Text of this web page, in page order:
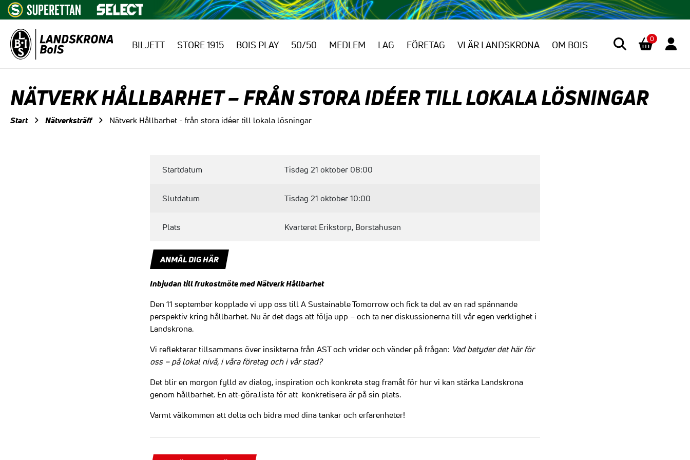
BILJETT STORE 1915 BOIS PLAY 50/50 MEDLEM LAG FÖRETAG VI ÄR LANDSKRONA OM BOIS
0
NÄTVERK HÅLLBARHET – FRÅN STORA IDÉER TILL LOKALA LÖSNINGAR
Start Nätverksträff Nätverk Hållbarhet - från stora idéer till lokala lösningar
Startdatum Tisdag 21 oktober 08:00
Slutdatum Tisdag 21 oktober 10:00
Plats Kvarteret Erikstorp, Borstahusen
ANMÄL DIG HÄR
Inbjudan till frukostmöte med Nätverk Hållbarhet
Den 11 september kopplade vi upp oss till A Sustainable Tomorrow och fick ta del av en rad spännande
perspektiv kring hållbarhet. Nu är det dags att följa upp – och ta ner diskussionerna till vår egen verklighet i
Landskrona.
Vi reflekterar tillsammans över insikterna från AST och vrider och vänder på frågan: Vad betyder det här för
oss – på lokal nivå, i våra företag och i vår stad?
Det blir en morgon fylld av dialog, inspiration och konkreta steg framåt för hur vi kan stärka Landskrona
genom hållbarhet. En att-göra.lista för att konkretisera är på sin plats.
Varmt välkommen att delta och bidra med dina tankar och erfarenheter!